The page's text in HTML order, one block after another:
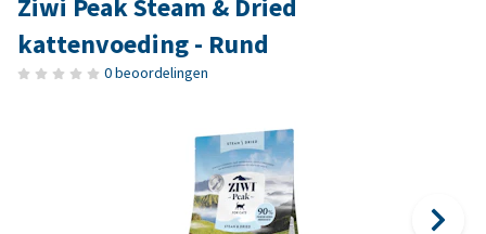
Ziwi Peak Steam & Dried
kattenvoeding - Rund
0 beoordelingen